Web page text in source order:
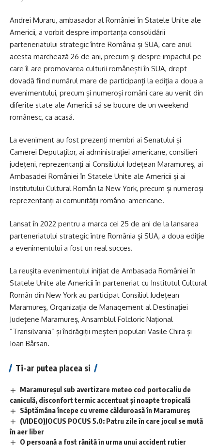
Andrei Muraru, ambasador al României în Statele Unite ale
Americii, a vorbit despre importanța consolidării
parteneriatului strategic între România și SUA, care anul
acesta marchează 26 de ani, precum și despre impactul pe
care îl are promovarea culturii românești în SUA, drept
dovadă fiind numărul mare de participanți la ediția a doua a
evenimentului, precum și numeroși români care au venit din
diferite state ale Americii să se bucure de un weekend
românesc, ca acasă.
La eveniment au fost prezenţi membri ai Senatului și
Camerei Deputaților, ai administrației americane, consilieri
județeni, reprezentanţi ai Consiliului Județean Maramureș, ai
Ambasadei României în Statele Unite ale Americii și ai
Institutului Cultural Român la New York, precum și numeroși
reprezentanți ai comunității româno-americane.
Lansat în 2022 pentru a marca cei 25 de ani de la lansarea
parteneriatului strategic între România și SUA, a doua ediție
a evenimentului a fost un real succes.
La reușita evenimentului inițiat de Ambasada României în
Statele Unite ale Americii în parteneriat cu Institutul Cultural
Român din New York au participat Consiliul Județean
Maramureș, Organizația de Management al Destinației
Județene Maramureș, Ansamblul Folcloric Național
”Transilvania” și îndrăgiții meșteri populari Vasile Chira și
Ioan Bârsan.
Ti-ar putea placea si
Maramureșul sub avertizare meteo cod portocaliu de
caniculă, disconfort termic accentuat și noapte tropicală
Săptămâna începe cu vreme călduroasă în Maramureș
(VIDEO)JOCUS POCUS 5.0: Patru zile în care jocul se mută
în aer liber
O persoană a fost rănită în urma unui accident rutier